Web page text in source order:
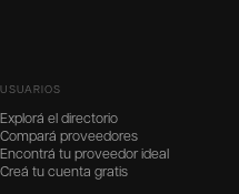
USUARIOS
Explorá el directorio
Compará proveedores
Encontrá tu proveedor ideal
Creá tu cuenta gratis